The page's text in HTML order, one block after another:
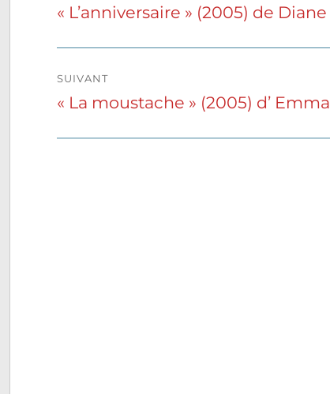
de
Publication
« L’anniversaire » (2005) de
SUIVANT
Publication
« La moustache » (2005) d’